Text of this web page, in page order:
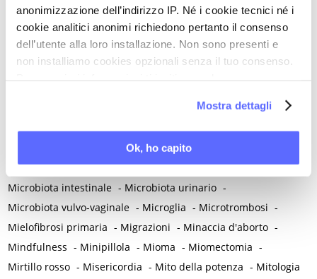
anonimizzazione dell’indirizzo IP. Né i cookie tecnici né i
cookie analitici anonimi richiedono pertanto il consenso
dell’utente alla loro installazione. Non sono presenti e
non installiamo cookies opzionali senza il tuo consenso.
Mostra dettagli
Ok, ho capito
Medicina rigenerativa -Medicina tradizionale cinese -
Medico di famiglia -Meditazione -Melanosi vulvare -
Melatonina -Memoria -Memoria morale -
Menarca e pubertà - Menopausa e premenopausa -
-
Menopausa temporanea terapeutica -Menzogna -
Mestruazione retrograda -Metabolismo
Microangiopatia -Microbiota endometriale -
Microbiota intestinale - Microbiota urinario -
Microbiota vulvo-vaginale - Microglia - Microtrombosi -
Mielofibrosi primaria - Migrazioni - Minaccia d'aborto -
Mindfulness - Minipillola - Mioma - Miomectomia -
Mirtillo rosso - Misericordia - Mito della potenza - Mitologia